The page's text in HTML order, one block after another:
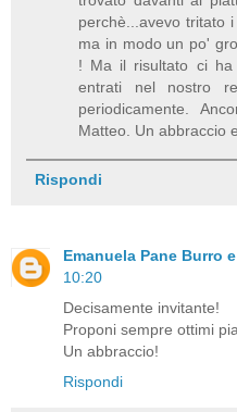
perchè...avevo tritato
ma in modo un po'
! Ma il risultato ci ha
entrati nel nostro
periodicamente.
Matteo. Un abbraccio
Rispondi
Emanuela Pane Burro
10:20
Decisamente invitante!
Proponi sempre ottimi
Un abbraccio!
Rispondi